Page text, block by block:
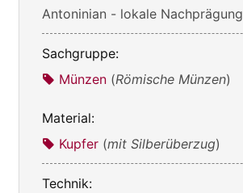
Antoninian - lokale Nachprägung
Sachgruppe:
Münzen (Römische Münzen)
Material:
Kupfer (mit Silberüberzug)
Technik: